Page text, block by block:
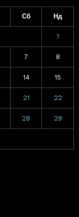
Сб Нд
1
7 8
14 15
21 22
28 29